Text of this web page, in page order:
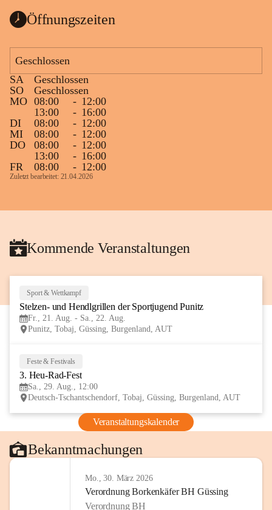
Das Gemeindeamt freut sich sehr über die
Spende >lesenswerter< Bücher und
vorsortiert in die Bücherzelle eingeräumt
werden können.
Gleichzeitig möchten wir uns bei all Jenen
sehr herzlich bedanken, die bereits viele
tolle Bücher spendiert haben.
Öffnungszeiten
Geschlossen
SA
Geschlossen
SO
Geschlossen
MO 08:00 - 12:00
13:00
- 16:00
DI
08:00 - 12:00
MI
08:00 - 12:00
DO
08:00 - 12:00
13:00
- 16:00
FR
08:00 - 12:00
Zuletzt bearbeitet: 21.04.2026
Kommende Veranstaltungen
Sport & Wettkampf
Stelzen- und Hendlgrillen der Sportjugend Punitz
Fr., 21. Aug. - Sa., 22. Aug.
Punitz, Tobaj, Güssing, Burgenland, AUT
Feste & Festivals
3. Heu-Rad-Fest
Sa., 29. Aug., 12:00
Deutsch-Tschantschendorf, Tobaj, Güssing, Burgenland, AUT
Veranstaltungskalender
Bekanntmachungen
Mo., 30. März 2026
Verordnung Borkenkäfer BH Güssing
Verordnung BH